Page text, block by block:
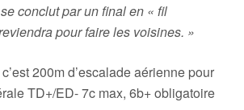
conclut par un final en « fil
pour faire les voisines. »
c’est 200m d’escalade aérienne pour
TD+/ED- 7c max, 6b+ obligatoire